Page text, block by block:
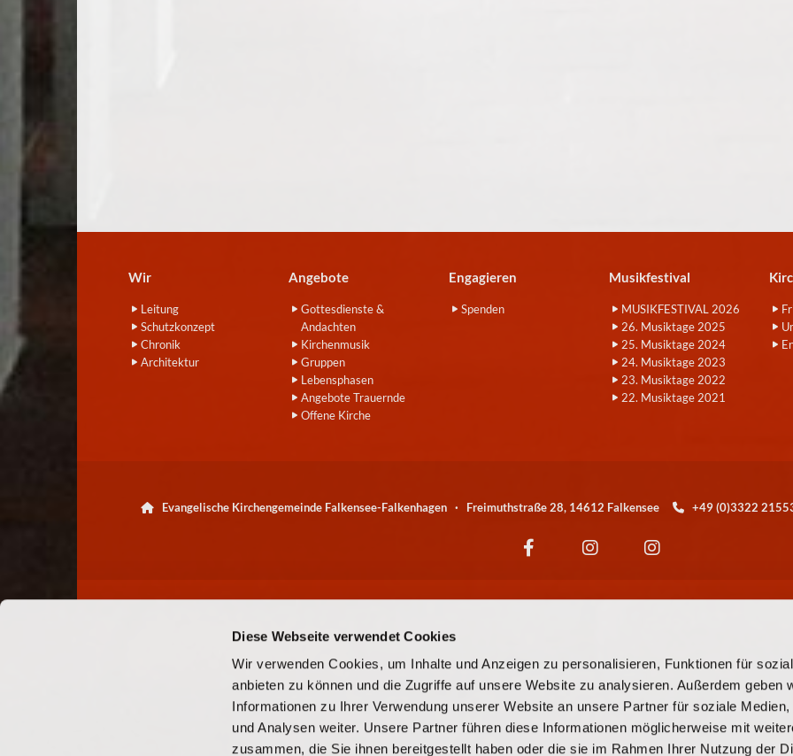
Diese Webseite verwendet Cookies
Wir verwenden Cookies, um Inhalte und Anzeigen zu personalisieren, Funktionen für
anbieten zu können und die Zugriffe auf unsere Website zu analysieren. Außerdem geben
Informationen zu Ihrer Verwendung unserer Website an unsere Partner für soziale Medien,
und Analysen weiter. Unsere Partner führen diese Informationen möglicherweise mit
zusammen, die Sie ihnen bereitgestellt haben oder die sie im Rahmen Ihrer Nutzung der
Wir
Leitung
Schutzkonzept
Chronik
Architektur
Angebote
Gottesdienste &
Andachten
Kirchenmusik
Gruppen
Lebensphasen
Angebote Trauernde
Offene Kirche
Engagieren
Spenden
Musikfestival
MUSIKFESTIVAL 2026
26. Musiktage 2025
25. Musiktage 2024
24. Musiktage 2023
23. Musiktage 2022
22. Musiktage 2021
 Evangelische Kirchengemeinde Falkensee-Falkenhagen · Freimuthstraße 28, 14612 Falkensee  +49 (0)3322
© EKBO
© Evangelische Kirchengemeinde Falkensee-Falkenhagen
Cookie-Richtlinie